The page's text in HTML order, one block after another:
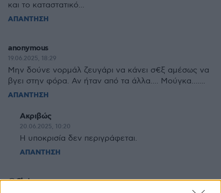
και το καταστατικό...
ΑΠΑΝΤΗΣΗ
anonymous
19.06.2025, 18:29
Μην δούνε νορμάλ ζευγάρι να κάνει σ€ξ αμέσως να
βγει στην φόρα. Αν ήταν από τα άλλα.... Μούγκα.......
ΑΠΑΝΤΗΣΗ
Ακριβώς
20.06.2025, 10:20
Η υποκρισία δεν περιγράφεται.
ΑΠΑΝΤΗΣΗ
@Chris